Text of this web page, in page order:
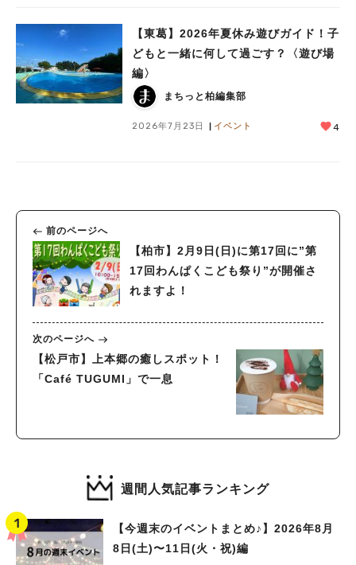
【東葛】2026年夏休み遊びガイド！子
どもと一緒に何して過ごす？〈遊び場
編〉
まちっと柏編集部
2026年7月23日 イベント 4
前のページへ
【柏市】2月9日(日)に第17回に”第
17回わんぱくこども祭り”が開催さ
れますよ！
次のページへ
【松戸市】上本郷の癒しスポット！
「Café TUGUMI」で一息
週間人気記事ランキング
【今週末のイベントまとめ♪】2026年8月
8日(土)〜11日(火・祝)編